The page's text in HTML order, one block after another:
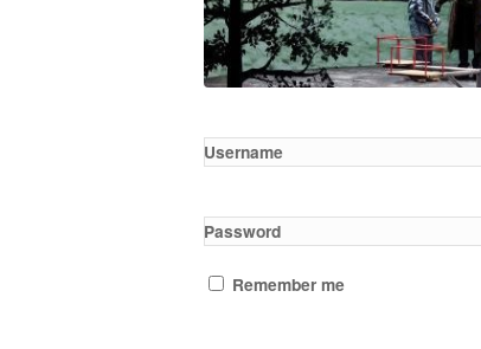
Username
Password
Remember me